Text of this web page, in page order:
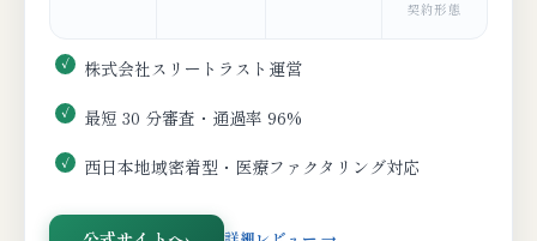
契約形態
株式会社スリートラスト運営
最短 30 分審査・通過率 96%
西日本地域密着型・医療ファクタリング対応